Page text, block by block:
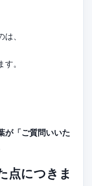
、
。
が「ご質問いいた
点につきま